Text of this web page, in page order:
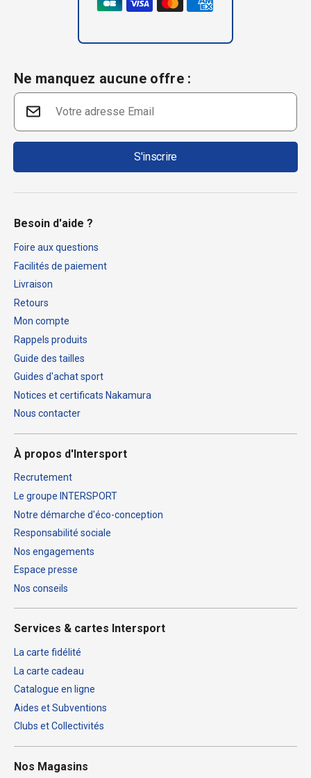
Ne manquez aucune offre :
S'inscrire
Besoin d'aide ?
Foire aux questions
Facilités de paiement
Livraison
Retours
Mon compte
Rappels produits
Guide des tailles
Guides d'achat sport
Notices et certificats Nakamura
Nous contacter
À propos d'Intersport
Recrutement
Le groupe INTERSPORT
Notre démarche d'éco-conception
Responsabilité sociale
Nos engagements
Espace presse
Nos conseils
Services & cartes Intersport
La carte fidélité
La carte cadeau
Catalogue en ligne
Aides et Subventions
Clubs et Collectivités
Nos Magasins